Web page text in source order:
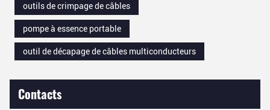
outils de crimpage de câbles
pompe à essence portable
outil de décapage de câbles multiconducteurs
Contacts